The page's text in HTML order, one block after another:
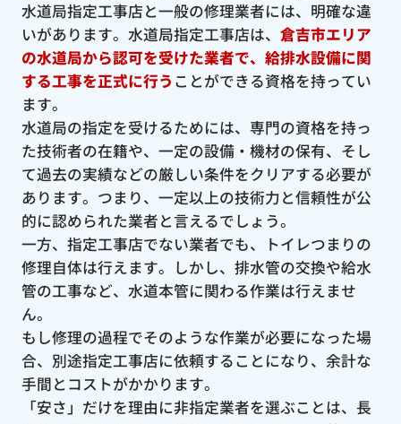
水道局指定工事店と一般の修理業者には、明確な違
いがあります。水道局指定工事店は、 倉吉市エリア
の水道局から認可を受けた業者で、給排水設備に関
する工事を正式に行う ことができる資格を持ってい
ます。
水道局の指定を受けるためには、専門の資格を持っ
た技術者の在籍や、一定の設備・機材の保有、そし
て過去の実績などの厳しい条件をクリアする必要が
あります。つまり、一定以上の技術力と信頼性が公
的に認められた業者と言えるでしょう。
一方、指定工事店でない業者でも、トイレつまりの
修理自体は行えます。しかし、排水管の交換や給水
管の工事など、水道本管に関わる作業は行えませ
ん。
もし修理の過程でそのような作業が必要になった場
合、別途指定工事店に依頼することになり、余計な
手間とコストがかかります。
「安さ」だけを理由に非指定業者を選ぶことは、長